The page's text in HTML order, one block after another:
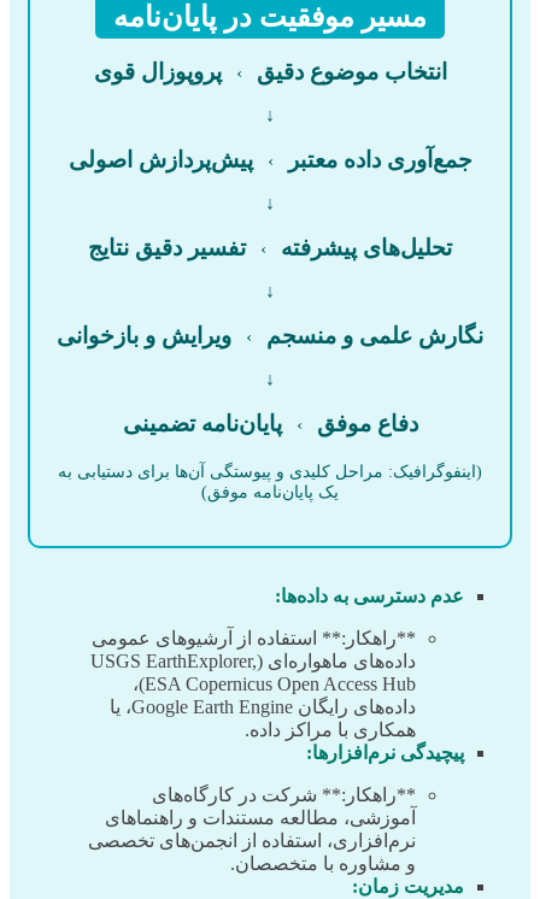
مسیر موفقیت در پایان‌نامه
انتخاب موضوع دقیق ›پروپوزال قوی
↓
جمع‌آوری داده معتبر ›پیش‌پردازش اصولی
↓
تحلیل‌های پیشرفته ›تفسیر دقیق نتایج
↓
نگارش علمی و منسجم › ویرایش و بازخوانی
↓
دفاع موفق ›پایان‌نامه تضمینی
(اینفوگرافیک: مراحل کلیدی و پیوستگی آن‌ها برای دستیابی به
یک پایان‌نامه موفق)
عدم دسترسی به داده‌ها:
**راهکار:** استفاده از آرشیوهای عمومی
داده‌های ماهواره‌ای (USGS EarthExplorer,
ESA Copernicus Open Access Hub)،
داده‌های رایگان Google Earth Engine، یا
همکاری با مراکز داده.
پیچیدگی نرم‌افزارها:
**راهکار:** شرکت در کارگاه‌های
آموزشی، مطالعه مستندات و راهنماهای
نرم‌افزاری، استفاده از انجمن‌های تخصصی
و مشاوره با متخصصان.
مدیریت زمان: